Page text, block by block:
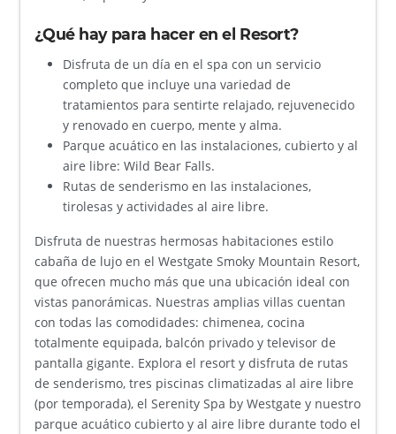
¿Qué hay para hacer en el Resort?
Disfruta de un día en el spa con un servicio
completo que incluye una variedad de
tratamientos para sentirte relajado, rejuvenecido
y renovado en cuerpo, mente y alma.
Parque acuático en las instalaciones, cubierto y al
aire libre: Wild Bear Falls.
Rutas de senderismo en las instalaciones,
tirolesas y actividades al aire libre.
Disfruta de nuestras hermosas habitaciones estilo
cabaña de lujo en el Westgate Smoky Mountain Resort,
que ofrecen mucho más que una ubicación ideal con
vistas panorámicas. Nuestras amplias villas cuentan
con todas las comodidades: chimenea, cocina
totalmente equipada, balcón privado y televisor de
pantalla gigante. Explora el resort y disfruta de rutas
de senderismo, tres piscinas climatizadas al aire libre
(por temporada), el Serenity Spa by Westgate y nuestro
parque acuático cubierto y al aire libre durante todo el